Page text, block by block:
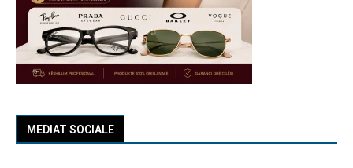
MEDIAT SOCIALE